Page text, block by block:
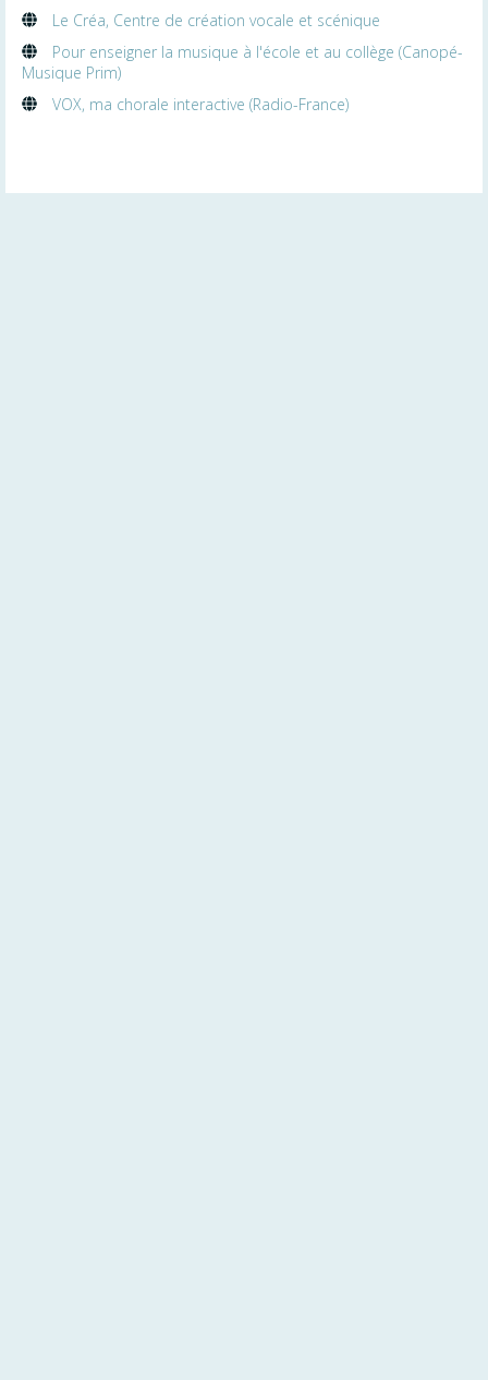
Le Créa, Centre de création vocale et scénique
Pour enseigner la musique à l'école et au collège (Canopé-
Musique Prim)
VOX, ma chorale interactive (Radio-France)